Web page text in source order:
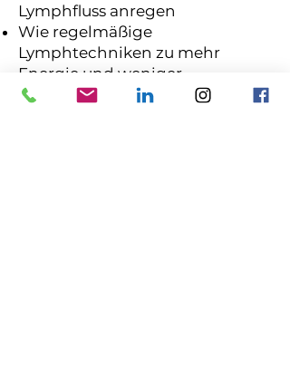
Lymphfluss anregen
Wie regelmäßige
Lymphtechniken zu mehr
Energie und weniger
Schweregefühl führen